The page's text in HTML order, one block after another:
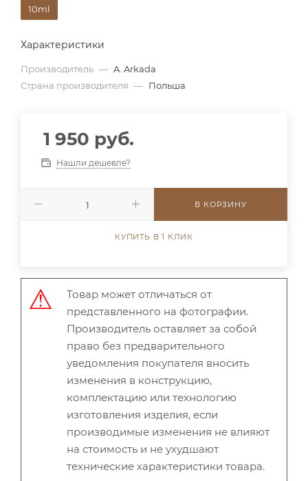
10ml
Характеристики
Производитель — A. Arkada
Страна производителя — Польша
1 950 руб.
Нашли дешевле?
В КОРЗИНУ
КУПИТЬ В 1 КЛИК
Товар может отличаться от
представленного на фотографии.
Производитель оставляет за собой
право без предварительного
уведомления покупателя вносить
изменения в конструкцию,
комплектацию или технологию
изготовления изделия, если
производимые изменения не влияют
на стоимость и не ухудшают
технические характеристики товара.